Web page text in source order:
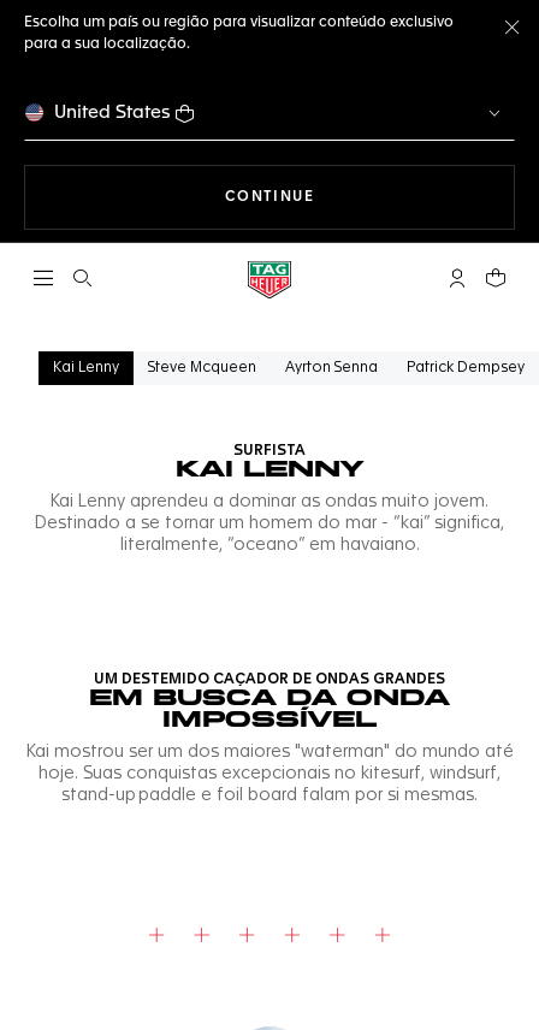
Escolha um país ou região para visualizar conteúdo exclusivo
para a sua localização.
United States
CONTINUE
Abrir a busca Conta My
Seu